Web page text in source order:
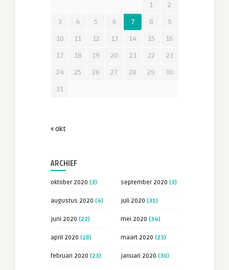
1
2
3
4 5 6 7 8
9
10
11 12 13 14 15
16
17
18 19 20 21 22
23
24
25 26 27 28 29
30
31
« okt
ARCHIEF
oktober 2020 (3) september 2020 (3)
augustus 2020 (4) juli 2020 (31)
juni 2020 (22) mei 2020 (34)
april 2020 (28) maart 2020 (23)
februari 2020 (23) januari 2020 (30)